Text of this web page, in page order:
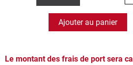
Ajouter au panier
Le montant des frais de port sera